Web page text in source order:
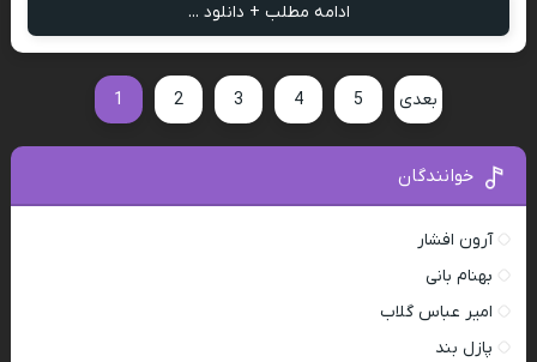
ادامه مطلب + دانلود ...
1 2 3 4 5 بعدی
خوانندگان
آرون افشار
بهنام بانی
امیر عباس گلاب
پازل بند